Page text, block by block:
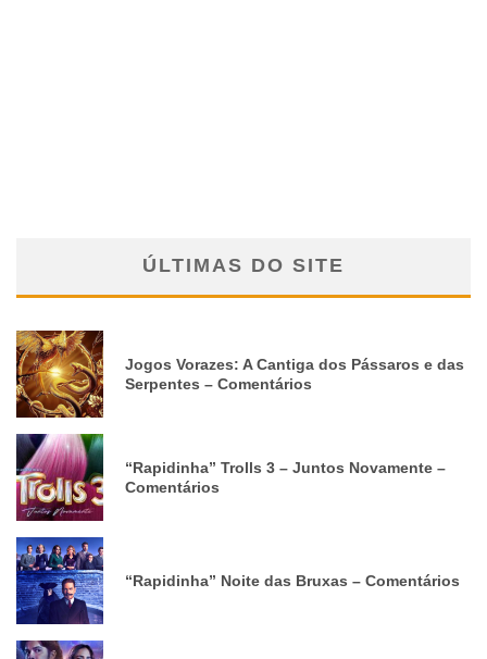
ÚLTIMAS DO SITE
Jogos Vorazes: A Cantiga dos Pássaros e das
Serpentes – Comentários
“Rapidinha” Trolls 3 – Juntos Novamente –
Comentários
“Rapidinha” Noite das Bruxas – Comentários